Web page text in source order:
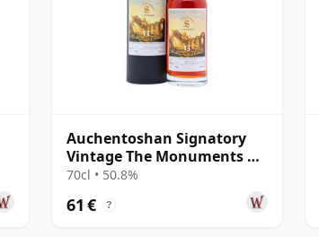
Auchentoshan Signatory
Vintage The Monuments Of
Scotland - St A 2013 13 años
70cl • 50.8%
61 € ?